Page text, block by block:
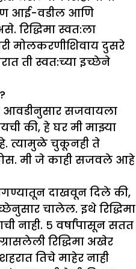
आई-वडील आणि
रिद्धिमा स्वत:ला
मोलकरणीशिवाय दुसरे
ती स्वत:च्या इच्छेने
?
आवडीनुसार सजवायला
की, हे घर मी माझ्या
त्यामुळे चुकूनही ते
मी जे काही सजवले आहे
दाखवून दिले की,
चालेल. इथे रिद्धिमा
नाही. ५ वर्षांपासून सतत
रिद्धिमा अखेर
तिचे माहेर नाही